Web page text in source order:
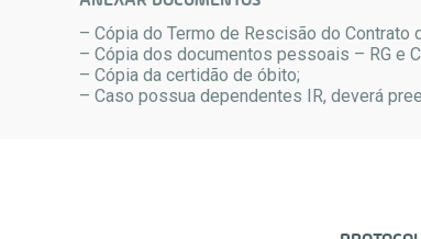
– Cópia do Termo de Rescisão do Contrato
– Cópia dos documentos pessoais – RG e
– Cópia da certidão de óbito;
– Caso possua dependentes IR, deverá